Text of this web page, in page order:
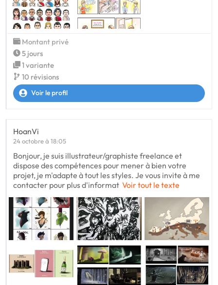
Montant privé
5 jours
1 variante
10 révisions
Voir le profil
HoanVi
24 octobre à 18:05
Bonjour, je suis illustrateur/graphiste freelance et
dispose des compétences pour mener à bien votre
projet, je m'adapte à tout les styles. Je vous invite à me
contacter pour plus d'informat Voir tout le texte